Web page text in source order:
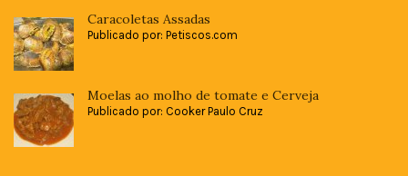
Caracoletas Assadas
Publicado por: Petiscos.com
Moelas ao molho de tomate e Cerveja
Publicado por: Cooker Paulo Cruz